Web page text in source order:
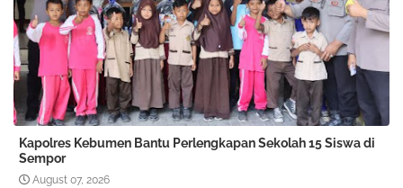
Kapolres Kebumen Bantu Perlengkapan Sekolah 15 Siswa di
Sempor
August 07, 2026